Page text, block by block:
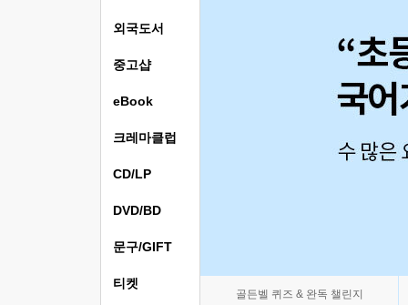
골든벨 퀴즈 & 완독 챌린지
외국도서
중고샵
eBook
크레마클럽
CD/LP
DVD/BD
문구/GIFT
티켓